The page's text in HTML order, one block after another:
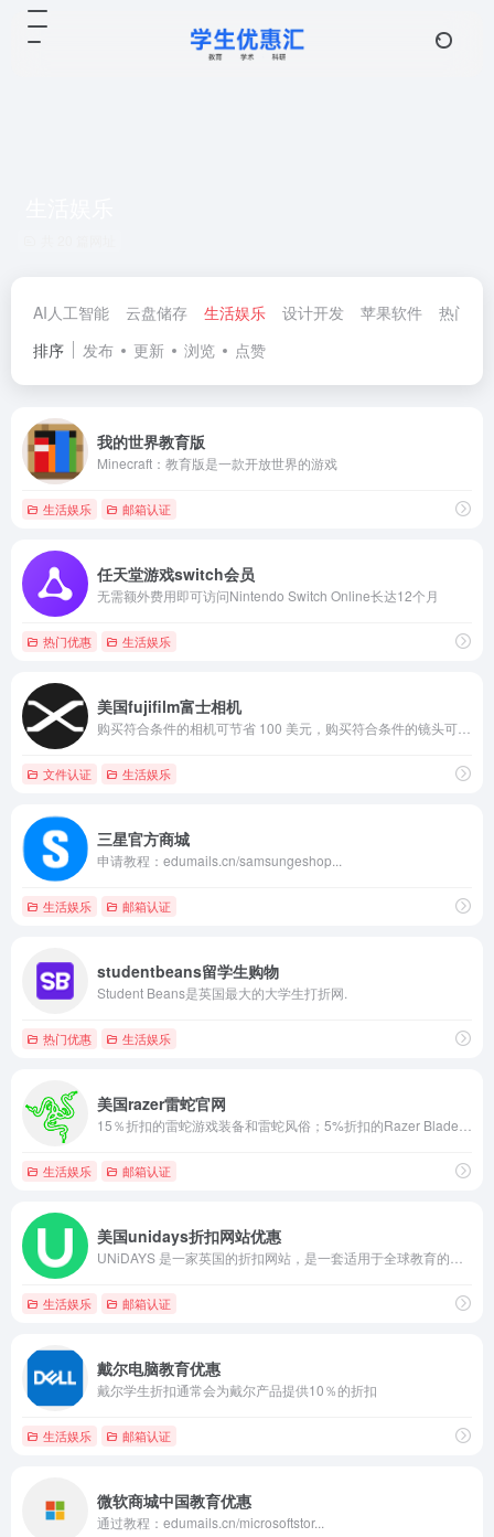
AI人工智能 云盘储存 生活娱乐 设计开发 苹果软件
热门优
排序
发布 更新 浏览 点赞
我的世界教育版
Minecraft：教育版是一款开放世界的游戏
生活娱乐 邮箱认证
任天堂游戏switch会员
无需额外费用即可访问Nintendo Switch Online长达12个月
热门优惠 生活娱乐
美国fujifilm富士相机
文件认证 生活娱乐
三星官方商城
申请教程：edumails.cn/samsungeshop...
生活娱乐 邮箱认证
studentbeans留学生购物
Student Beans是英国最大的大学生打折网.
热门优惠 生活娱乐
美国razer雷蛇官网
生活娱乐 邮箱认证
美国unidays折扣网站优惠
生活娱乐 邮箱认证
戴尔电脑教育优惠
戴尔学生折扣通常会为戴尔产品提供10％的折扣
生活娱乐 邮箱认证
微软商城中国教育优惠
通过教程：edumails.cn/microsoftstor...